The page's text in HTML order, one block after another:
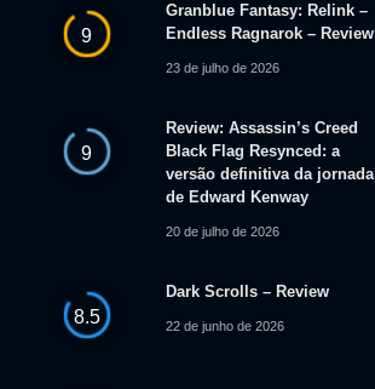
9
Granblue Fantasy: Relink –
Endless Ragnarok – Review
23 de julho de 2026
9
Review: Assassin’s Creed
Black Flag Resynced: a
versão definitiva da jornada
de Edward Kenway
20 de julho de 2026
8.5
Dark Scrolls – Review
22 de junho de 2026